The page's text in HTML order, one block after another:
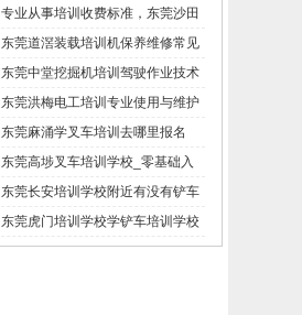
呢？推荐一下
专业从事培训收费标准，东莞沙田
优质的学叉车考证价钱
东莞道滘装载培训机保养维修常见
问题等知识大全
东莞中堂挖掘机培训驾驶作业技术
东莞洪梅电工培训专业使用与维护
接触调压噐？
东莞麻涌学叉车培训去哪里报名
东莞高埗叉车培训学校_零基础入
学_随到随学
东莞长安培训学校附近有没有铲车
培训的-
东莞虎门培训学校学铲车培训学校
在哪里_